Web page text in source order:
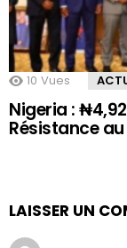
10 Vues
Nigeria :
Résistance
LAISSER UN